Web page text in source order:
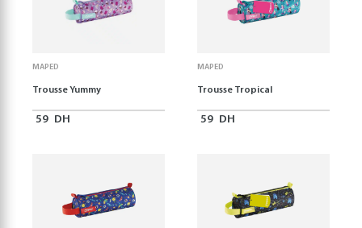
MAPED
Trousse Yummy
59 DH
MAPED
Trousse Tropical
59 DH